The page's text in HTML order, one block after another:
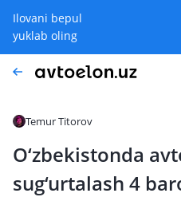
Ilovani bepul
yuklab oling
Temur Titorov
O‘zbekistonda
sug‘urtalash 4